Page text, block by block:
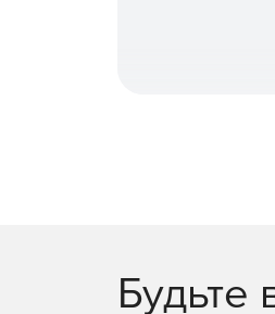
Полный набор
Будьте